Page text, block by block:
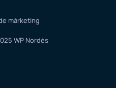
márketing
WP Nordés